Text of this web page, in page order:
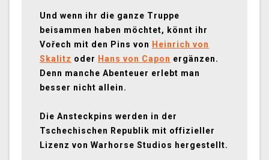
Und wenn ihr die ganze Truppe
beisammen haben möchtet, könnt ihr
Vořech mit den Pins von Heinrich von
Skalitz oder Hans von Capon ergänzen.
Denn manche Abenteuer erlebt man
besser nicht allein.
Die Ansteckpins werden in der
Tschechischen Republik mit offizieller
Lizenz von Warhorse Studios hergestellt.